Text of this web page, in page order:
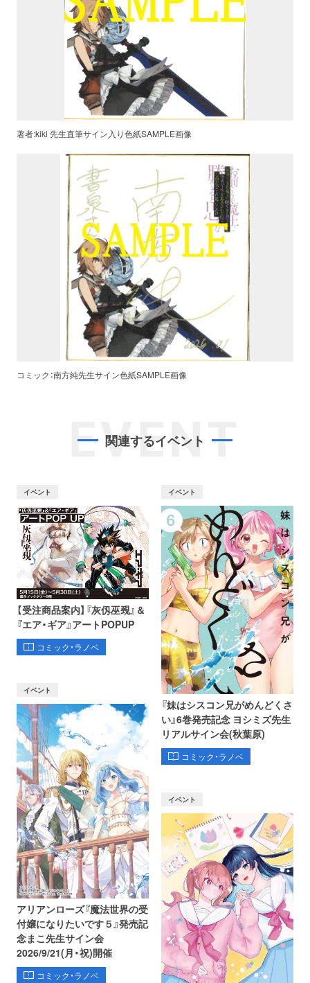
著者:kiki 先生直筆サイン入り色紙SAMPLE画像
コミック：南方純先生サイン色紙SAMPLE画像
EVENT
関連するイベント
イベント
【受注商品案内】『灰仭巫覡』＆
『エア・ギア』アートPOPUP
コミック・ラノベ
イベント
『妹はシスコン兄がめんどくさ
い』6巻発売記念 ヨシミズ先生
リアルサイン会(秋葉原)
コミック・ラノベ
イベント
アリアンローズ『魔法世界の受
付嬢になりたいです５』発売記
念まこ先生サイン会
2026/9/21(月・祝)開催
コミック・ラノベ
イベント